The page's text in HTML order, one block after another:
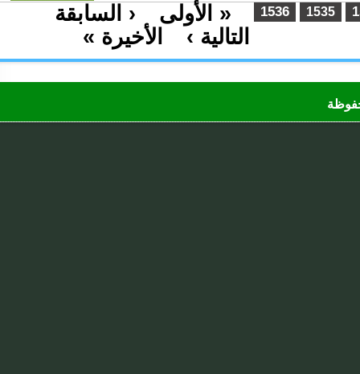
« الأولى ‹ السابقة 1535
1536
التالية › الأخيرة »